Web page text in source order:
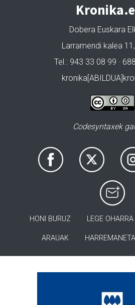
Dobera Euskara
Larramendi kalea
Tel.: 943 33 08 99 ·
Codesyntaxek
HONI BURUZ LEGE OHARRA
ARAUAK